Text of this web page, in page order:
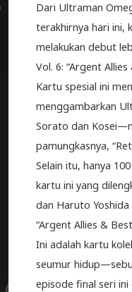
Dari Ultraman
terakhirnya hari ini,
melakukan debut
Vol. 6: “Argent
Kartu spesial ini
menggambarkan
Sorato dan
pamungkasnya,
Selain itu, hanya
kartu ini yang
dan Haruto
“Argent Allies &
Ini adalah kartu
seumur
episode final seri